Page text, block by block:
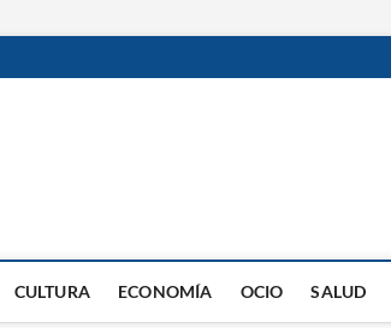
CULTURA ECONOMÍA OCIO SALUD